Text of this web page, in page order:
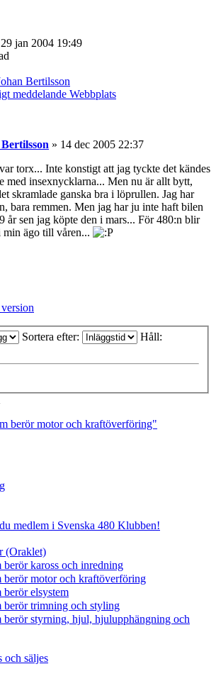
29 jan 2004 19:49
Bertilsson
meddelande Webbplats
» 14 dec 2005 22:37
torx... Inte konstigt att jag tyckte det kändes
med insexnycklarna... Men nu är allt bytt,
skramlade ganska bra i löprullen. Jag har
bara remmen. Men jag har ju inte haft bilen
år sen jag köpte den i mars... För 480:n blir
min ägo till våren...
Sortera efter: Håll:
berör motor och kraftöverföring"
medlem i Svenska 480 Klubben!
(Oraklet)
kaross och inredning
motor och kraftöverföring
elsystem
trimning och styling
styrning, hjul, hjulupphängning och
och säljes